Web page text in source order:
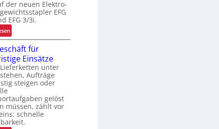
u
n
d
P
r
ä
z
i
s
i
o
n
i
m
i
t
s
s
c
h
e
r
h
e
i
t
d
der neuen Elektro-
EFG
EFG 3/3i.
:
N
e
u
e
E
F
G
-
B
a
für
Einsätze
unter
Aufträge
steigen oder
gelöst
müssen, zählt vor
schnelle